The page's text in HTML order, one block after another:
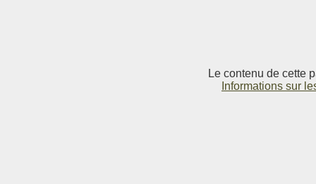
Le contenu de cette
Informations sur